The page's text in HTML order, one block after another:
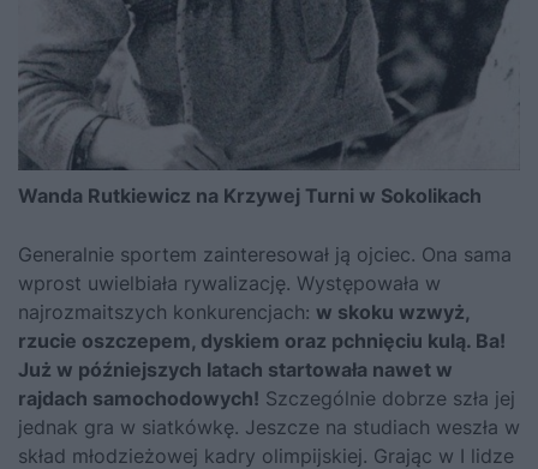
Wanda Rutkiewicz na Krzywej Turni w Sokolikach
Generalnie sportem zainteresował ją ojciec. Ona sama
wprost uwielbiała rywalizację. Występowała w
najrozmaitszych konkurencjach: w skoku wzwyż,
rzucie oszczepem, dyskiem oraz pchnięciu kulą. Ba!
Już w późniejszych latach startowała nawet w
rajdach samochodowych! Szczególnie dobrze szła jej
jednak gra w siatkówkę. Jeszcze na studiach weszła w
skład młodzieżowej kadry olimpijskiej. Grając w I lidze